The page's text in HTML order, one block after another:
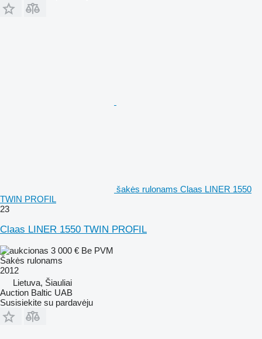
šakės rulonams Claas LINER 1550
TWIN PROFIL
23
Claas LINER 1550 TWIN PROFIL
3 000 € Be PVM
Šakės rulonams
2012
Lietuva, Šiauliai
Auction Baltic UAB
Susisiekite su pardavėju